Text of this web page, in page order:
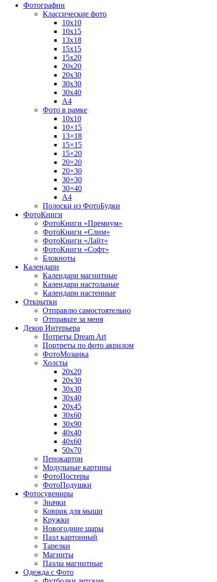
Фотографии
Классические фото
10х10
10х15
13х18
15х15
15х20
20х20
20х30
30х30
30х40
А4
Фото в рамке
10х10
10×15
13×18
15×15
15×20
20×20
20×30
30×30
30×40
A4
Полоски из ФотоБудки
ФотоКниги
ФотоКниги «Премиум»
ФотоКниги «Слим»
ФотоКниги «Лайт»
ФотоКниги «Софт»
Блокноты
Календари
Календари магнитные
Календари настольные
Календари настенные
Открытки
Отправлю самостоятельно
Отправьте за меня
Декор Интерьера
Потреты Dream Art
Портреты по фото акрилом
ФотоМозаика
Холсты
20х20
20х30
30х30
30х40
20х45
30х60
30х90
40х40
40х60
50х70
Пенокартон
Модульные картины
ФотоПостеры
ФотоПодушки
Фотоcувениры
Значки
Коврик для мыши
Кружки
Новогодние шары
Пазл картонный
Тарелки
Магниты
Пазлы магнитные
Одежда с Фото